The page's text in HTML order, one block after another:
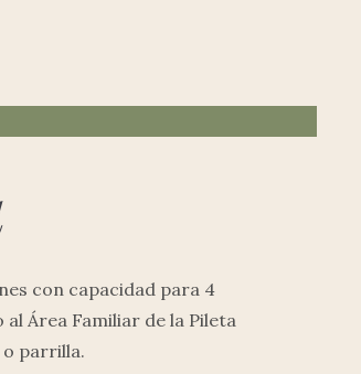
con capacidad para 4
Área Familiar de la Pileta
o parrilla.